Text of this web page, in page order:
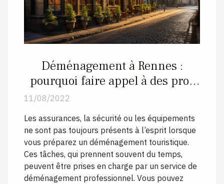
Déménagement à Rennes :
pourquoi faire appel à des pros
du déménagement ?
11/08/2022
Les assurances, la sécurité ou les équipements
ne sont pas toujours présents à l’esprit lorsque
vous préparez un déménagement touristique.
Ces tâches, qui prennent souvent du temps,
peuvent être prises en charge par un service de
déménagement professionnel. Vous pouvez